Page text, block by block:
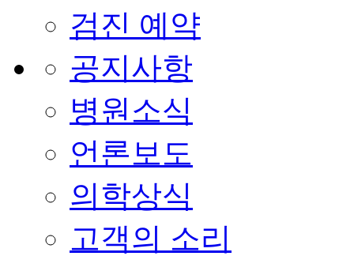
검진 예약
공지사항
병원소식
언론보도
의학상식
고객의 소리